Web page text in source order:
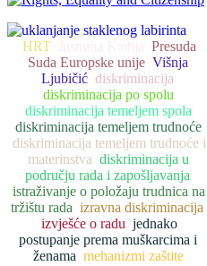
HRT
Presuda
Suda Europske unije Višnja
Ljubičić diskriminacija
diskriminacija po spolu
diskriminacija temeljem spola
diskriminacija temeljem trudnoće
diskriminacija temeljem trudnoće i
materinstva diskriminacija u
području rada i zapošljavanja
istraživanje o položaju trudnica na
tržištu rada izravna diskriminacija
izvješće o radu jednako
postupanje prema muškarcima i
ženama mehanizmi zaštite